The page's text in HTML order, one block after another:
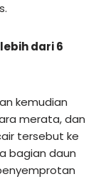
dari 6
kemudian
merata, dan
tersebut ke
bagian daun